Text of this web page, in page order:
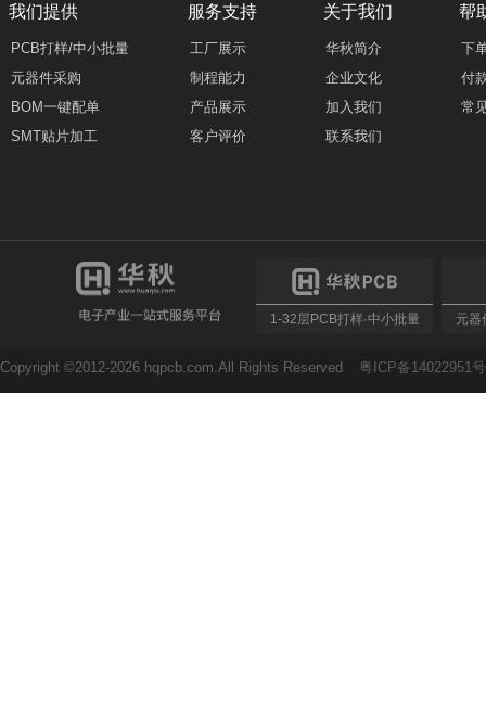
我们提供
PCB打样/中小批量
元器件采购
BOM一键配单
SMT贴片加工
服务支持
工厂展示
制程能力
产品展示
客户评价
关于我们
华秋简介
企业文化
加入我们
联系我们
帮
下
付
常
1-32层PCB打样·中小批量 元器
Copyright ©2012-2026 hqpcb.com.All Rights Reserved 粤ICP备14022951号